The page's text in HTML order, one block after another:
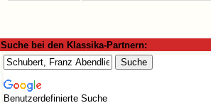
Suche bei den Klassika-Partnern:
Benutzerdefinierte Suche